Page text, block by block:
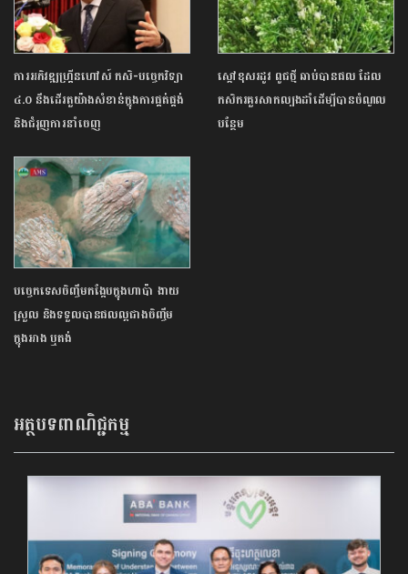
ការអភិវឌ្ឍហ្គ្រីនហៅស៍ កសិ-បច្ចេកវិទ្យា
៤.០ នឹងដើរតួយ៉ាងសំខាន់ក្នុងការផ្គត់ផ្គង់
និងជំរុញការនាំចេញ
ស្ដៅខុសរដូវ ពូជថ្មី ឆាប់បានផល ដែល
កសិករគួរសាកល្បងដាំដើម្បីបានចំណូល
បន្ថែម
បច្ចេកទេសចិញ្ចឹមកង្កែបក្នុងហាប៉ា ងាយ
ស្រួល និងទទួលបានផលល្អជាងចិញ្ចឹម
ក្នុងអាង ឬតង់
អត្ថបទពាណិជ្ជកម្ម